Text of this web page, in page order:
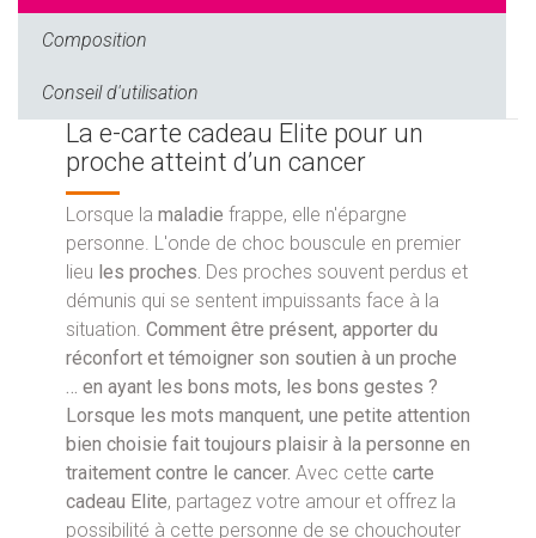
Composition
Conseil d'utilisation
La e-carte cadeau Elite pour un
proche atteint d’un cancer
Lorsque la maladie frappe, elle n'épargne
personne. L'onde de choc bouscule en premier
lieu les proches. Des proches souvent perdus et
démunis qui se sentent impuissants face à la
situation. Comment être présent, apporter du
réconfort et témoigner son soutien à un proche
… en ayant les bons mots, les bons gestes ?
Lorsque les mots manquent, une petite attention
bien choisie fait toujours plaisir à la personne en
traitement contre le cancer. Avec cette carte
cadeau Elite, partagez votre amour et offrez la
possibilité à cette personne de se chouchouter